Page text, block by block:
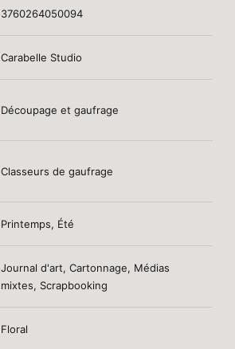
3760264050094
Carabelle Studio
Découpage et gaufrage
Classeurs de gaufrage
Printemps, Été
Journal d'art, Cartonnage, Médias
mixtes, Scrapbooking
Floral